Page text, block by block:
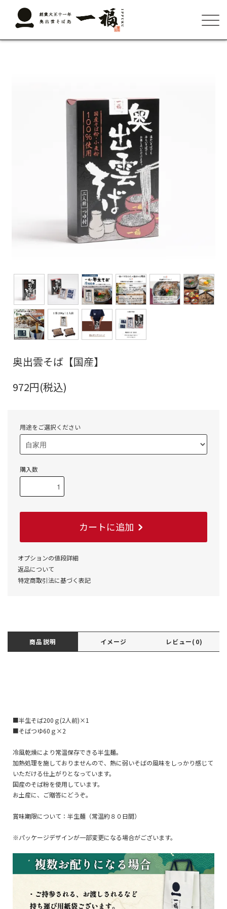
奥出雲そば【国産】
972円(税込)
用途をご選択ください
購入数
カートに追加
オプションの値段詳細
返品について
特定商取引法に基づく表記
商品説明 イメージ レビュー(0)
■半生そば200ｇ(2人前)×1
■そばつゆ60ｇ×2
冷風乾燥により常温保存できる半生麺。
加熱処理を施しておりませんので、熱に弱いそばの風味をしっかり感じて
いただける仕上がりとなっています。
国産のそば粉を使用しています。
お土産に、ご贈答にどうぞ。
賞味期限について：半生麺（常温約８０日間）
※パッケージデザインが一部変更になる場合がございます。